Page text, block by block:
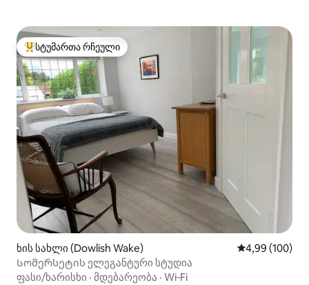
სტუმართა რჩეული მოწინავე ვარიანტი
სტუმართა რჩეული
ხის სახლი (Dowlish Wake) საშუალო
4,99 (100)
Სომერსეტის ელეგანტური სტუდია
ფასი/ხარისხი · მდებარეობა · Wi‑Fi